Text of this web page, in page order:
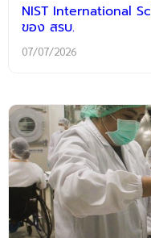
NIST International
ของ สรบ.
07/07/2026